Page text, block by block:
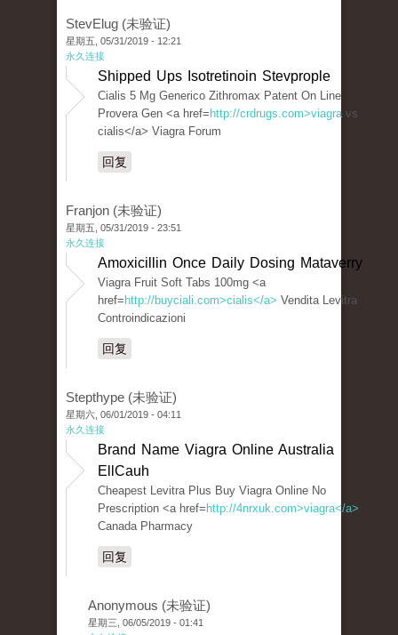
StevElug (未验证)
星期五, 05/31/2019 - 12:21
永久连接
Shipped Ups Isotretinoin Stevprople
Cialis 5 Mg Generico Zithromax Patent On Line
Provera Gen <a href= http://crdrugs.com>viagravs
cialis</a> Viagra Forum
回复
Franjon (未验证)
星期五, 05/31/2019 - 23:51
永久连接
Amoxicillin Once Daily Dosing Mataverry
Viagra Fruit Soft Tabs 100mg <a
href= http://buyciali.com>cialis</a> Vendita Levitra
Controindicazioni
回复
Stepthype (未验证)
星期六, 06/01/2019 - 04:11
永久连接
Brand Name Viagra Online Australia
EllCauh
Cheapest Levitra Plus Buy Viagra Online No
Prescription <a href= http://4nrxuk.com>viagra</a>
Canada Pharmacy
回复
Anonymous (未验证)
星期三, 06/05/2019 - 01:41